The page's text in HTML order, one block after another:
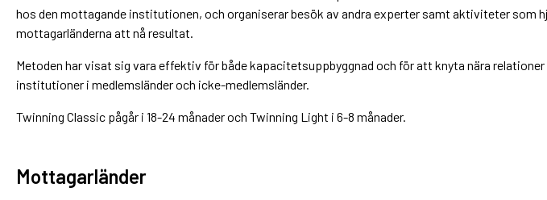
hos den mottagande institutionen, och organiserar besök av andra experter samt aktiviteter som
mottagarländerna att nå resultat.
Metoden har visat sig vara effektiv för både kapacitetsuppbyggnad och för att knyta nära relationer
institutioner i medlemsländer och icke-medlemsländer.
Twinning Classic pågår i 18-24 månader och Twinning Light i 6-8 månader.
Mottagarländer